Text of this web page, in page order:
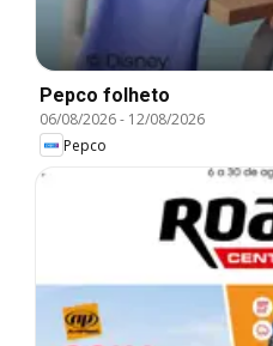
Pepco folheto
06/08/2026- 12/08/2026
Pepco